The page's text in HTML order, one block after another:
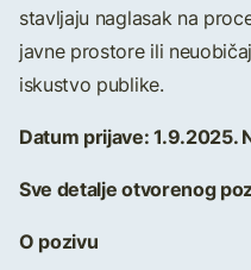
stavljaju naglasak na
javne prostore ili
iskustvo publike.
Datum prijave: 1.9.2025.
Sve detalje otvorenog
O pozivu